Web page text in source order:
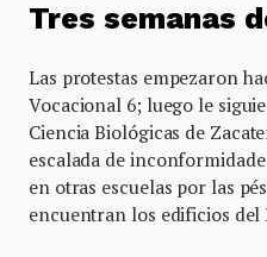
Tres semanas
Las protestas empezaron
Vocacional 6; luego le
Ciencia Biológicas de
escalada de
en otras escuelas por las
encuentran los edificios del